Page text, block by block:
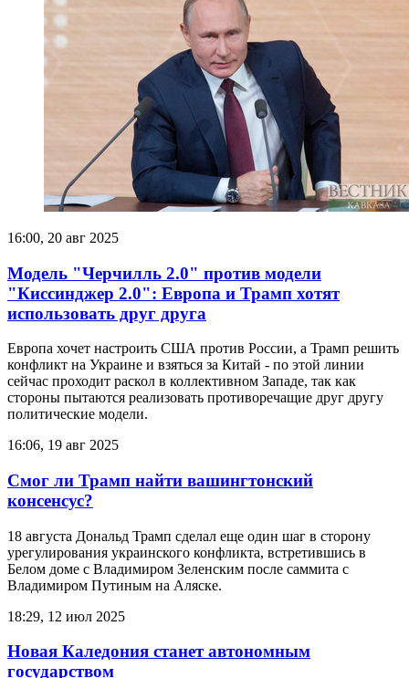
16:00, 20 авг 2025
Модель "Черчилль 2.0" против модели
"Киссинджер 2.0": Европа и Трамп хотят
использовать друг друга
Европа хочет настроить США против России, а Трамп решить
конфликт на Украине и взяться за Китай - по этой линии
сейчас проходит раскол в коллективном Западе, так как
стороны пытаются реализовать противоречащие друг другу
политические модели.
16:06, 19 авг 2025
Смог ли Трамп найти вашингтонский
консенсус?
18 августа Дональд Трамп сделал еще один шаг в сторону
урегулирования украинского конфликта, встретившись в
Белом доме с Владимиром Зеленским после саммита с
Владимиром Путиным на Аляске.
18:29, 12 июл 2025
Новая Каледония станет автономным
государством